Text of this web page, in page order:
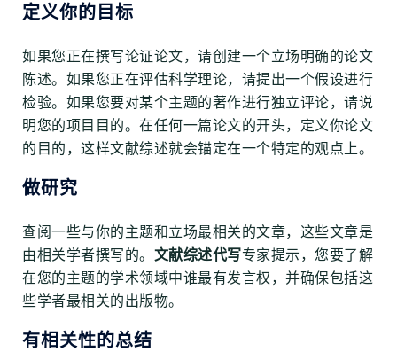
定义你的目标
如果您正在撰写论证论文，请创建一个立场明确的论文
陈述。如果您正在评估科学理论，请提出一个假设进行
检验。如果您要对某个主题的著作进行独立评论，请说
明您的项目目的。在任何一篇论文的开头，定义你论文
的目的，这样文献综述就会锚定在一个特定的观点上。
做研究
查阅一些与你的主题和立场最相关的文章，这些文章是
由相关学者撰写的。 文献综述代写专家提示，您要了解
在您的主题的学术领域中谁最有发言权，并确保包括这
些学者最相关的出版物。
有相关性的总结